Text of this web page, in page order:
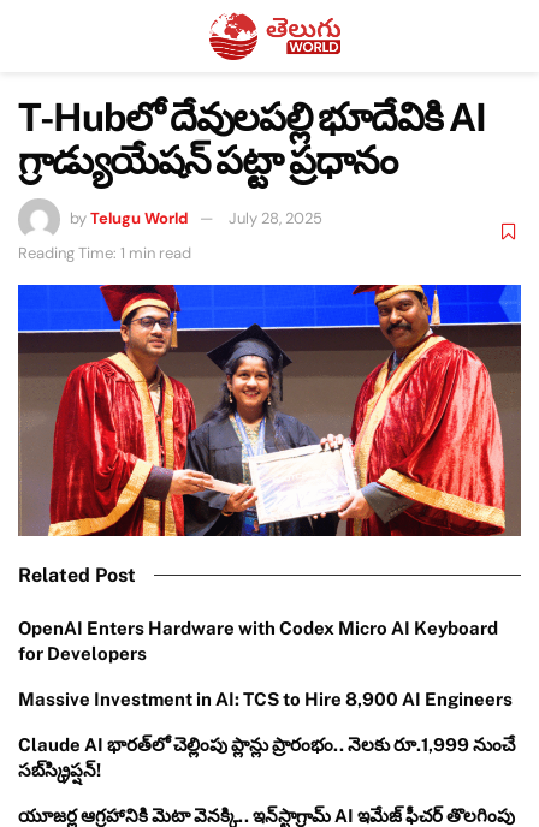
T-Hubలో దేవులపల్లి భూదేవికి AI
గ్రాడ్యుయేషన్ పట్టా ప్రధానం
byTelugu World
July 28, 2025
Reading Time: 1 min read
Related Post
OpenAI Enters Hardware with Codex Micro AI Keyboard
for Developers
Massive Investment in AI: TCS to Hire 8,900 AI Engineers
Claude AI భారత్‌లో చెల్లింపు ప్లాన్లు ప్రారంభం.. నెలకు రూ.1,999 నుంచే
సబ్‌స్క్రిప్షన్!
యూజర్ల ఆగ్రహానికి మెటా వెనక్కి.. ఇన్‌స్టాగ్రామ్ AI ఇమేజ్ ఫీచర్ తొలగింపు